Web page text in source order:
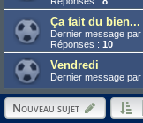
Ça fait du bien...
Dernier message par
Réponses : 10
Vendredi
Dernier message par
Nouveau sujet